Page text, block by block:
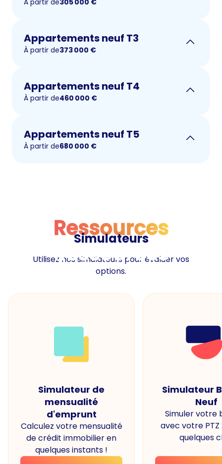
Appartements neuf T3
À partir de373 000 €
Appartements neuf T4
À partir de460 000 €
Appartements neuf T5
À partir de680 000 €
Ressources
Ressources
Simulateurs
Utilisez nos simulateurs pour évaluer vos
options.
Simulateur de
mensualité
d'emprunt
Calculez votre mensualité
de crédit immobilier en
quelques instants !
Simulateur
Neuf
Simuler votre
avec votre PTZ
quelques